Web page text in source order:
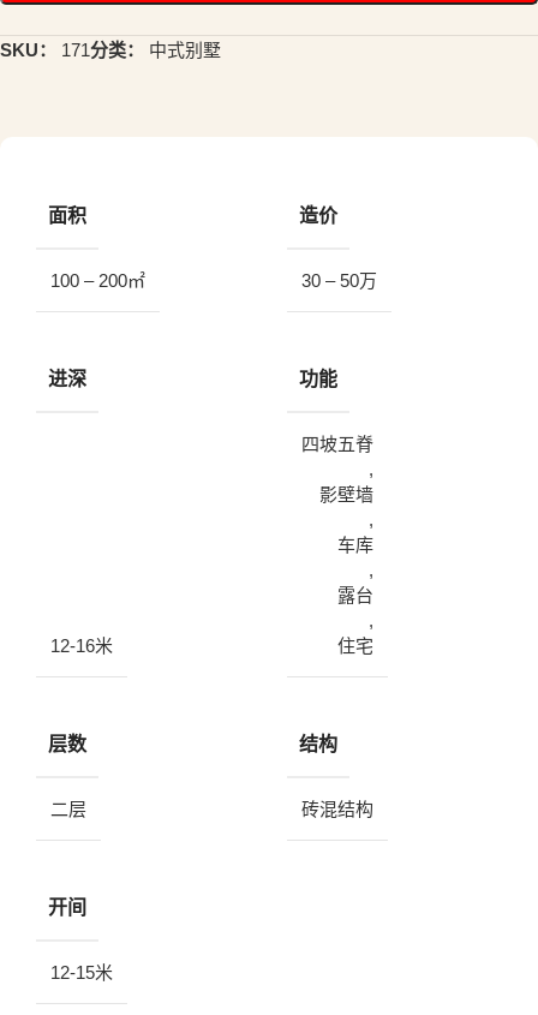
SKU： 171分类： 中式别墅
面积
100 – 200㎡
造价
30 – 50万
进深
12-16米
功能
四坡五脊
,
影壁墙
,
车库
,
露台
,
住宅
层数
二层
结构
砖混结构
开间
12-15米